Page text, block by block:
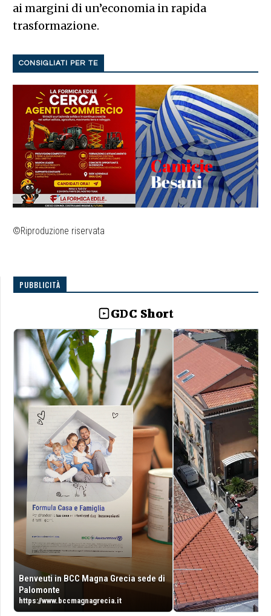
ai margini di un’economia in rapida
trasformazione.
CONSIGLIATI PER TE
©Riproduzione riservata
PUBBLICITÀ
GDC Short
Benveuti in BCC Magna Grecia sede di
Palomonte
https://www.bccmagnagrecia.it